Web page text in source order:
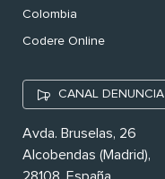
Colombia
Codere Online
CANAL DENUNCIA
Avda. Bruselas, 26
Alcobendas (Madrid),
28108. España